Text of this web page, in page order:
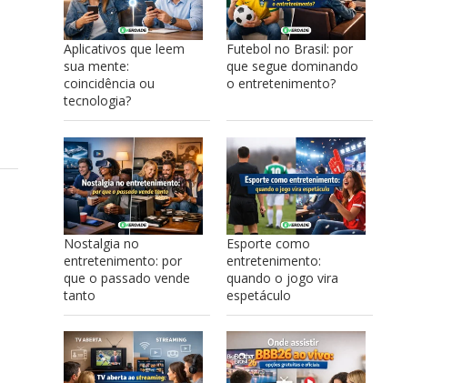
Aplicativos que leem
sua mente:
coincidência ou
tecnologia?
Futebol no Brasil: por
que segue dominando
o entretenimento?
Nostalgia no
entretenimento: por
que o passado vende
tanto
Esporte como
entretenimento:
quando o jogo vira
espetáculo